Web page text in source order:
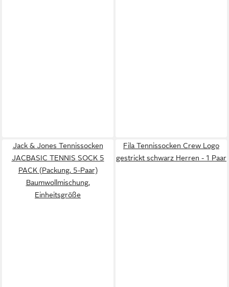
Jack & Jones Tennissocken
JACBASIC TENNIS SOCK 5
PACK (Packung, 5-Paar)
Baumwollmischung,
Einheitsgröße
Fila Tennissocken Crew Logo
gestrickt schwarz Herren - 1 Paar